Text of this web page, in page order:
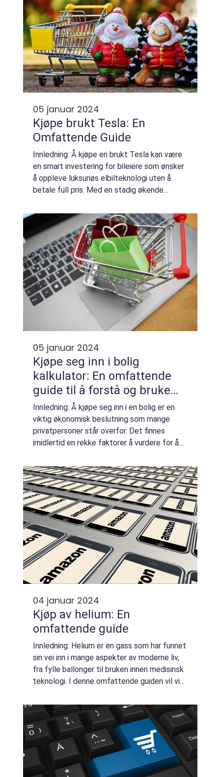
05 januar 2024
Kjøpe brukt Tesla: En
Omfattende Guide
Innledning: Å kjøpe en brukt Tesla kan være
en smart investering for bileiere som ønsker
å oppleve luksuriøs elbilteknologi uten å
betale full pris. Med en stadig økende
velge mellom, er brukte Teslaer et ...
05 januar 2024
Kjøpe seg inn i bolig
kalkulator: En omfattende
guide til å forstå og bruke
den riktig
Innledning: Å kjøpe seg inn i en bolig er en
viktig økonomisk beslutning som mange
privatpersoner står overfor. Det finnes
imidlertid en rekke faktorer å vurdere for å
seg inn i bolig kalkulator kan være ...
04 januar 2024
Kjøp av helium: En
omfattende guide
Innledning: Helium er en gass som har funnet
sin vei inn i mange aspekter av moderne liv,
fra fylle ballonger til bruken innen medisinsk
teknologi. I denne omfattende guiden vil vi
utforske hva det er, hvilke t...